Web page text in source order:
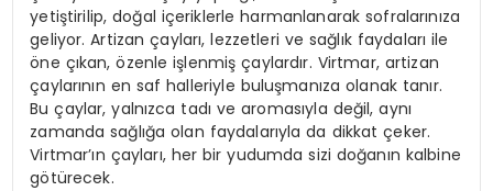
yetiştirilip, doğal içeriklerle harmanlanarak sofralarınıza
geliyor. Artizan çayları, lezzetleri ve sağlık faydaları ile
öne çıkan, özenle işlenmiş çaylardır. Virtmar, artizan
çaylarının en saf halleriyle buluşmanıza olanak tanır.
Bu çaylar, yalnızca tadı ve aromasıyla değil, aynı
zamanda sağlığa olan faydalarıyla da dikkat çeker.
Virtmar’ın çayları, her bir yudumda sizi doğanın kalbine
götürecek.